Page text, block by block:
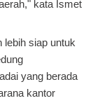
kata Ismet
lebih siap untuk
yang berada
kantor